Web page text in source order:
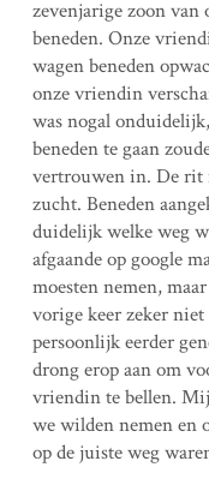
zevenjarige zoon van
beneden. Onze
wagen beneden
onze vriendin
was nogal
beneden te gaan
vertrouwen in. De rit
zucht. Beneden
duidelijk welke weg
afgaande op google
moesten nemen,
vorige keer zeker
persoonlijk eerder
drong erop aan om
vriendin te bellen.
we wilden nemen en
op de juiste weg